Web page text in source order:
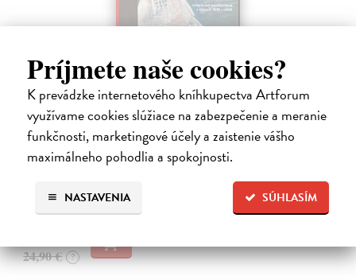
Príjmete naše cookies?
K prevádzke internetového kníhkupectva Artforum
využívame cookies slúžiace na zabezpečenie a meranie
funkčnosti, marketingové účely a zaistenie vášho
maximálneho pohodlia a spokojnosti.
SÚHLASÍM
NASTAVENIA
Studne mútne
Getting Peter| Kniha
Sú ikonickými postavami našej kultúry. Postavili im sochy a
pomenovali po nich ulice, majú svoje nespochybniteľné miesto v
lexikónoch literatúry aj učebniciach, slovenské moderné umenie sa
Na sklade
24,90 € ?